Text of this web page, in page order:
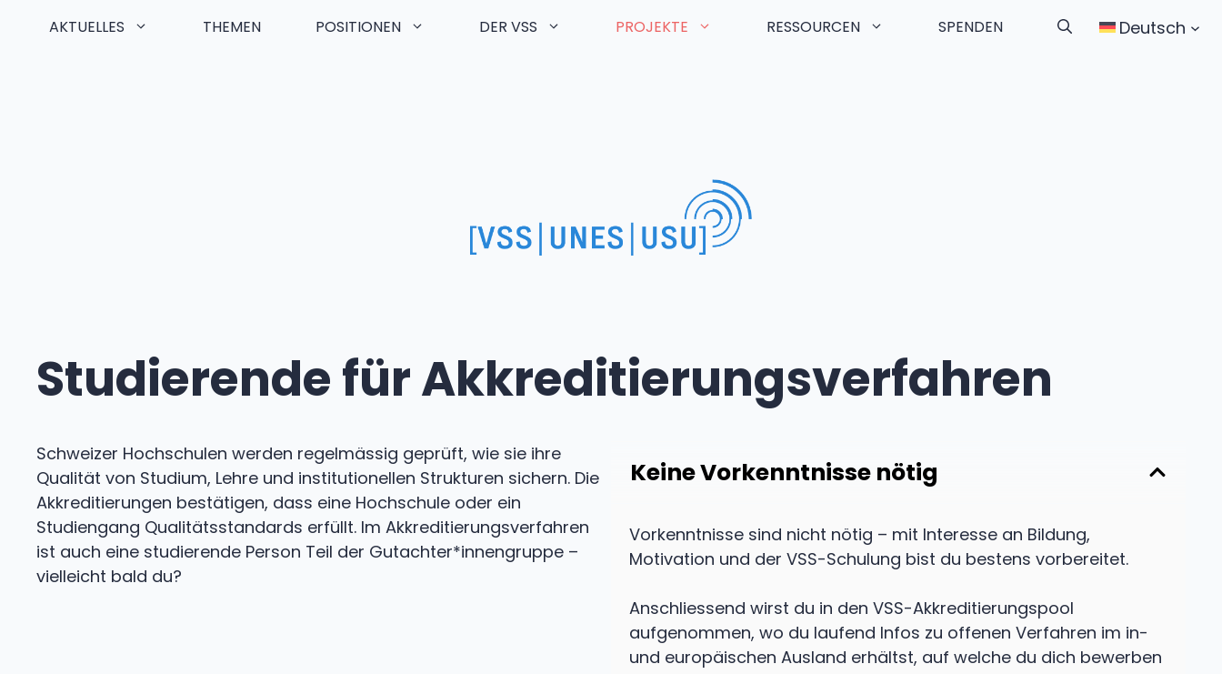
AKTUELLES THEMEN POSITIONEN DER VSS PROJEKTE RESSOURCEN SPENDEN Deutsch
Studierende für Akkreditierungsverfahren
Schweizer Hochschulen werden regelmässig geprüft, wie sie ihre
Qualität von Studium, Lehre und institutionellen Strukturen sichern. Die
Akkreditierungen bestätigen, dass eine Hochschule oder ein
Studiengang Qualitätsstandards erfüllt. Im Akkreditierungsverfahren
ist auch eine studierende Person Teil der Gutachter*innengruppe –
vielleicht bald du?
Keine Vorkenntnisse nötig
Vorkenntnisse sind nicht nötig – mit Interesse an Bildung,
Motivation und der VSS-Schulung bist du bestens vorbereitet.
Anschliessend wirst du in den VSS-Akkreditierungspool
aufgenommen, wo du laufend Infos zu offenen Verfahren im in-
und europäischen Ausland erhältst, auf welche du dich bewerben